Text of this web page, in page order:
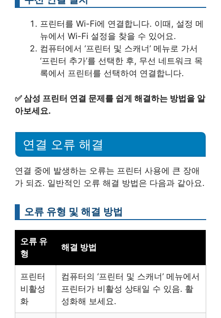
프린터를 Wi-Fi에 연결합니다. 이때, 설정 메
뉴에서 Wi-Fi 설정을 찾을 수 있어요.
컴퓨터에서 ‘프린터 및 스캐너’ 메뉴로 가서
‘프린터 추가’를 선택한 후, 무선 네트워크 목
록에서 프린터를 선택하여 연결합니다.
✅삼성 프린터 연결 문제를 쉽게 해결하는 방법을 알
아보세요.
연결 오류 해결
연결 중에 발생하는 오류는 프린터 사용에 큰 장애
가 되죠. 일반적인 오류 해결 방법은 다음과 같아요.
오류 유형 및 해결 방법
오류 유
형
해결 방법
프린터
비활성
화
컴퓨터의 ‘프린터 및 스캐너’ 메뉴에서
프린터가 비활성 상태일 수 있음. 활
성화해 보세요.